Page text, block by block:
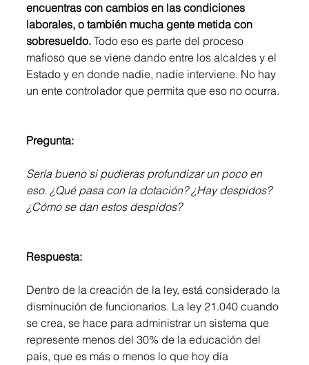
encuentras con cambios en las condiciones
laborales, o también mucha gente metida con
sobresueldo. Todo eso es parte del proceso
mafioso que se viene dando entre los alcaldes y el
Estado y en donde nadie, nadie interviene. No hay
un ente controlador que permita que eso no ocurra.
Pregunta:
Sería bueno si pudieras profundizar un poco en
eso. ¿Qué pasa con la dotación? ¿Hay despidos?
¿Cómo se dan estos despidos?
Respuesta:
Dentro de la creación de la ley, está considerado la
disminución de funcionarios. La ley 21.040 cuando
se crea, se hace para administrar un sistema que
represente menos del 30% de la educación del
país, que es más o menos lo que hoy día